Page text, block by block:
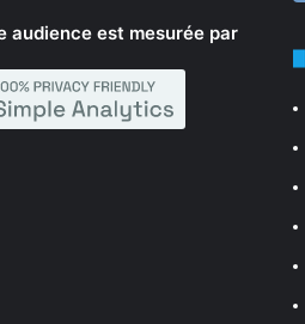
audience est mesurée par